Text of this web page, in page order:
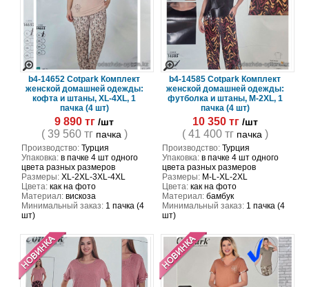
b4-14652 Cotpark Комплект
женской домашней одежды:
кофта и штаны, XL-4XL, 1
пачка (4 шт)
9 890 тг /шт
( 39 560 тг пачка )
Производство:Турция
Упаковка:в пачке 4 шт одного
цвета разных размеров
Размеры:XL-2XL-3XL-4XL
Цвета:как на фото
Материал:вискоза
Минимальный заказ:1 пачка (4
шт)
b4-14585 Cotpark Комплект
женской домашней одежды:
футболка и штаны, M-2XL, 1
пачка (4 шт)
10 350 тг /шт
( 41 400 тг пачка )
Производство:Турция
Упаковка:в пачке 4 шт одного
цвета разных размеров
Размеры:M-L-XL-2XL
Цвета:как на фото
Материал:бамбук
Минимальный заказ:1 пачка (4
шт)